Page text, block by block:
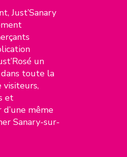
Just’Sanary
un
toute la
et
même
Sanary-sur-